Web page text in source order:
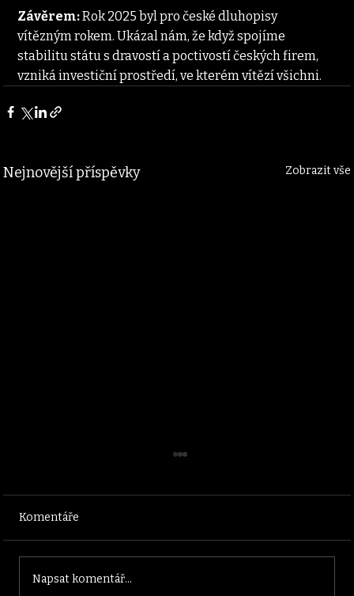
Závěrem: Rok 2025 byl pro české dluhopisy
vítězným rokem. Ukázal nám, že když spojíme
stabilitu státu s dravostí a poctivostí českých firem,
vzniká investiční prostředí, ve kterém vítězí všichni.
Nejnovější příspěvky Zobrazit vše
Komentáře
Napsat komentář...